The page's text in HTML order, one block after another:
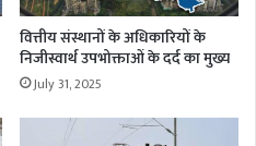
वित्तीय संस्थानों के अधिकारियों के
निजीस्वार्थ उपभोक्ताओं के दर्द का मुख्य
July 31, 2025